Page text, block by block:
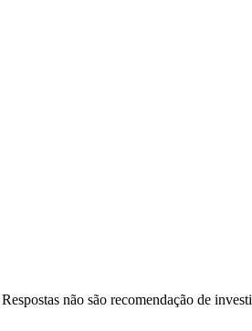
não são recomendação de